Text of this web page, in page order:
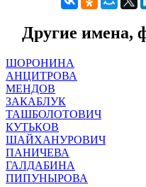
Другие имена,
ШОРОНИНА
АНЦИТРОВА
МЕНДОВ
ЗАКАБЛУК
ТАШБОЛОТОВИЧ
КУТЬКОВ
ШАЙХАНУРОВИЧ
ПАНИЧЕВА
ГАЛДАБИНА
ПИПУНЫРОВА